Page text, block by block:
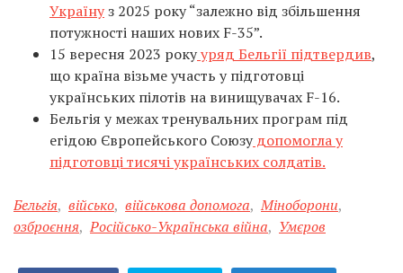
Українуз 2025 року “залежно від збільшення
потужності наших нових F-35”.
15 вересня 2023 рокууряд Бельгії підтвердив,
що країна візьме участь у підготовці
українських пілотів на винищувачах F-16.
Бельгія у межах тренувальних програм під
егідою Європейського Союзудопомогла у
підготовці тисячі українських солдатів.
Бельгія, військо, військова допомога, Міноборони,
озброєння, Російсько-Українська війна, Умєров